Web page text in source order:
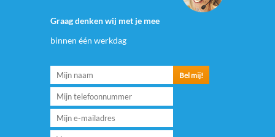
Graag denken wij met je mee
binnen één werkdag